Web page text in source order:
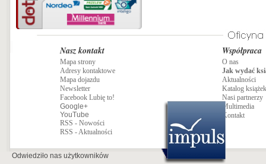
Nasz kontakt
Mapa strony
Adresy kontaktowe
Mapa dojazdu
Newsletter
Facebook Lubię to!
Google+
YouTube
RSS - Nowości
RSS - Aktualności
Współpraca
O nas
Jak wydać
Aktualności
Katalog książek
Nasi partnerzy
Multimedia
Kontakt
Odwiedziło nas użytkowników